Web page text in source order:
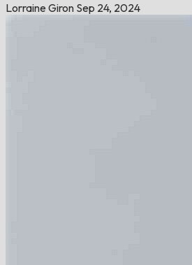
Lorraine Giron Sep 24, 2024